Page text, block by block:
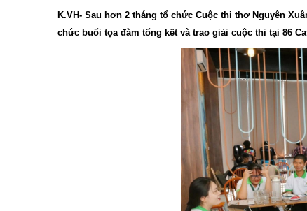
K.VH- Sau hơn 2 tháng tổ chức Cuộc thi thơ Nguyên
chức buổi tọa đàm tổng kết và trao giải cuộc thi tại 86